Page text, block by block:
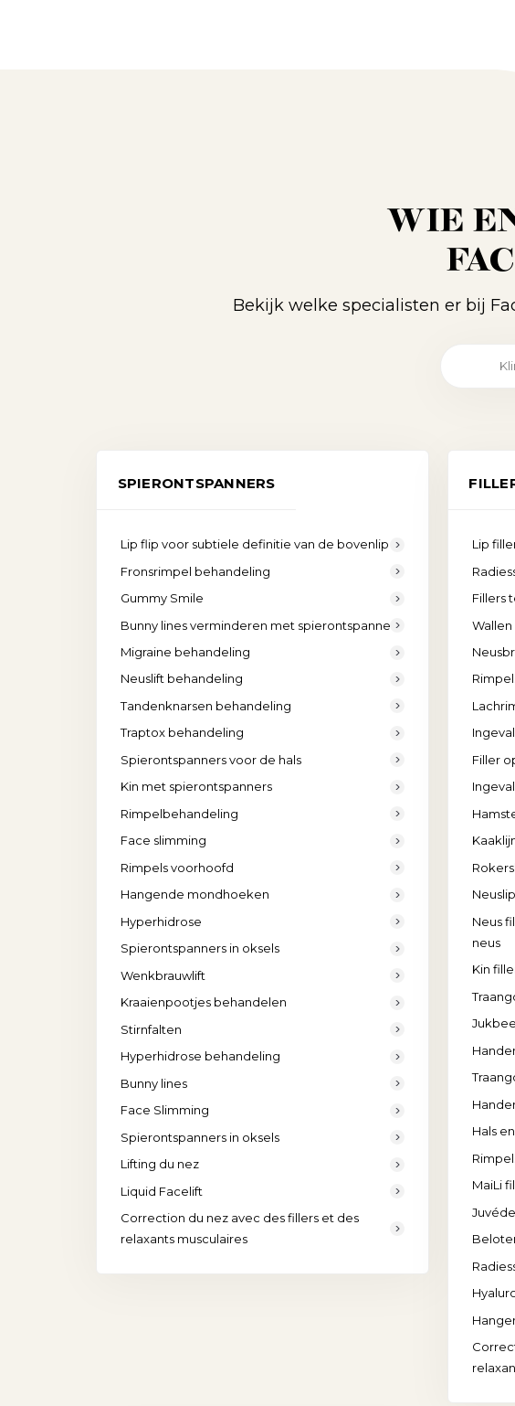
WIE
Bekijk welke specialisten er bij
SPIERONTSPANNERS
Lip flip voor subtiele definitie van de bovenlip
Fronsrimpel behandeling
Gummy Smile
Bunny lines verminderen met spierontspanners
Migraine behandeling
Neuslift behandeling
Tandenknarsen behandeling
Traptox behandeling
Spierontspanners voor de hals
Kin met spierontspanners
Rimpelbehandeling
Face slimming
Rimpels voorhoofd
Hangende mondhoeken
Hyperhidrose
Spierontspanners in oksels
Wenkbrauwlift
Kraaienpootjes behandelen
Stirnfalten
Hyperhidrose behandeling
Bunny lines
Face Slimming
Spierontspanners in oksels
Lifting du nez
Liquid Facelift
Correction du nez avec des fillers et des
relaxants musculaires
Lip
Fillers
Filler
Neus
neus
Kin
Hals
MaiLi